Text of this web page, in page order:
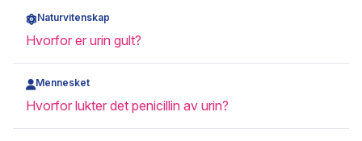
Naturvitenskap
Hvorfor er urin gult?
Mennesket
Hvorfor lukter det penicillin av urin?